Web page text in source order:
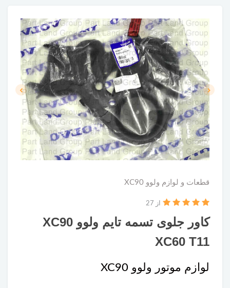
قطعات و لوازم ولوو XC90
کاور جلوی تسمه تایم ولوو XC90
XC60 T11
از 27
لوازم موتور ولوو XC90